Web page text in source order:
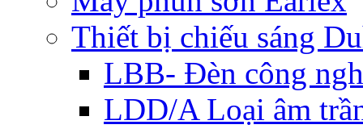
Thiết bị chiếu sáng
LBB- Đèn công
LDD/A Loại âm